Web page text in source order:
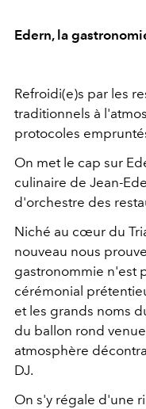
Edern, la
Refroidi(e)s par les
traditionnels à
protocoles
On met le cap sur
culinaire de Jean-
d'orchestre des
Niché au cœur du
nouveau nous
gastronommie n'est
cérémonial
et les grands noms
du ballon rond
atmosphère
DJ.
On s'y régale d'une